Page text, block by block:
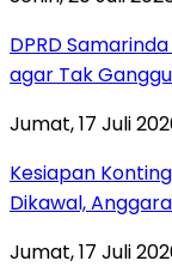
DPRD
agar Tak
Jumat, 17 Juli
Kesiapan
Dikawal,
Jumat, 17 Juli